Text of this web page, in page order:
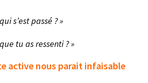
s’est passé ? »
tu as ressenti ? »
active nous parait infaisable